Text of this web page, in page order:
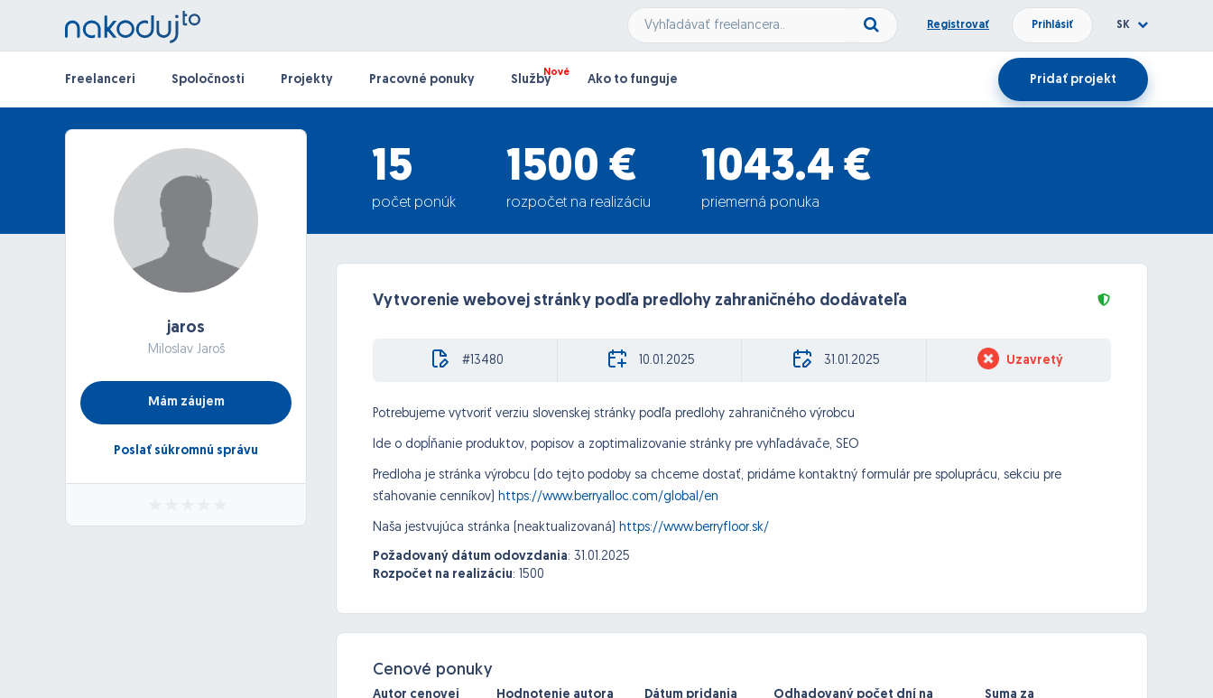
Registrovať Prihlásiť SK
Freelanceri Spoločnosti Projekty Pracovné ponuky Služby Ako to funguje Pridať projekt
15
počet ponúk
1500 €
rozpočet na realizáciu
1043.4 €
priemerná ponuka
jaros
Miloslav Jaroš
Mám záujem
Poslať súkromnú správu
Vytvorenie webovej stránky podľa predlohy zahraničného dodávateľa
#13480 10.01.2025 31.01.2025 Uzavretý
Potrebujeme vytvoriť verziu slovenskej stránky podľa predlohy zahraničného výrobcu
Ide o dopĺňanie produktov, popisov a zoptimalizovanie stránky pre vyhľadávače, SEO
Predloha je stránka výrobcu (do tejto podoby sa chceme dostať, pridáme kontaktný formulár pre spoluprácu, sekciu pre
sťahovanie cenníkov) https://www.berryalloc.com/global/en
Naša jestvujúca stránka (neaktualizovaná) https://www.berryfloor.sk/
Požadovaný dátum odovzdania: 31.01.2025
Rozpočet na realizáciu: 1500
Cenové ponuky
Autor cenovej
Hodnotenie autora
Dátum pridania
Odhadovaný počet dní na
Suma za